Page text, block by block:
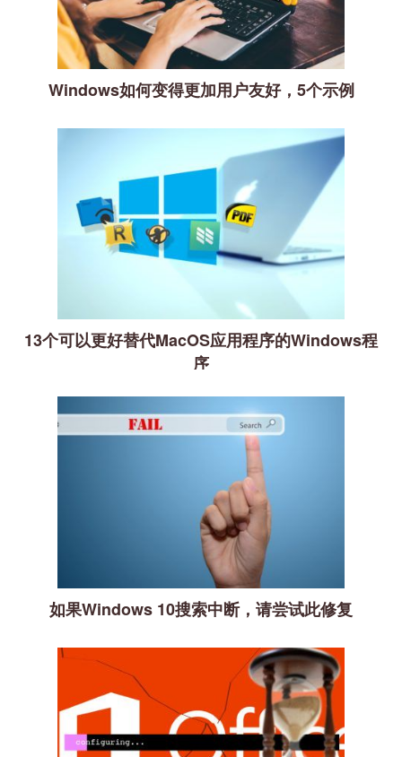
Windows如何变得更加用户友好，5个示例
13个可以更好替代MacOS应用程序的Windows程
序
如果Windows 10搜索中断，请尝试此修复